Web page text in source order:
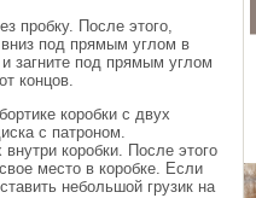
пробку. После этого,
вниз под прямым углом в
загните под прямым углом
концов.
коробки с двух
с патроном.
коробки. После этого
место в коробке. Если
небольшой грузик на